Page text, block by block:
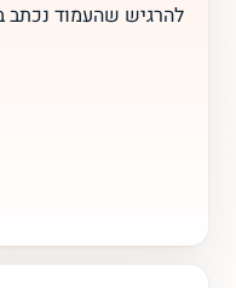
להרגיש שהעמוד נכתב